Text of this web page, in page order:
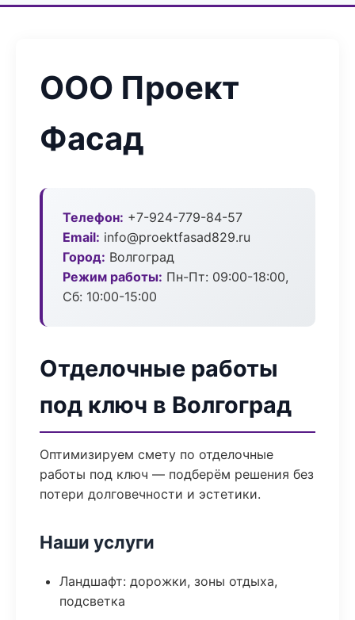
ООО Проект
Фасад
Телефон: +7-924-779-84-57
Email: info@proektfasad829.ru
Город: Волгоград
Режим работы: Пн-Пт: 09:00-18:00,
Сб: 10:00-15:00
Отделочные работы
под ключ в Волгоград
Оптимизируем смету по отделочные
работы под ключ — подберём решения без
потери долговечности и эстетики.
Наши услуги
Ландшафт: дорожки, зоны отдыха,
подсветка